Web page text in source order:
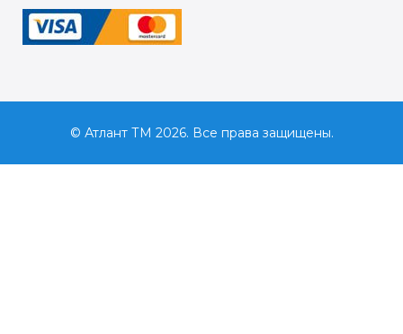
© Атлант ТМ 2026. Все права защищены.